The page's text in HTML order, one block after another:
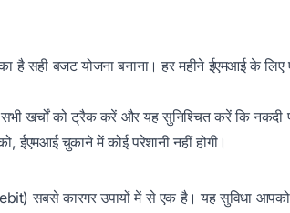
है सही बजट योजना बनाना। हर महीने ईएमआई के
खर्चों को ट्रैक करें और यह सुनिश्चित करें कि
चुकाने में कोई परेशानी नहीं होगी।
सबसे कारगर उपायों में से एक है। यह सुविधा आपको